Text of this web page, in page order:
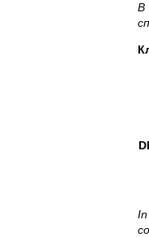
В